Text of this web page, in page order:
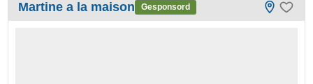
Martine a la maison Gesponsord